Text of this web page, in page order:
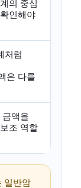
의 중심
인해야
처럼
은 다를
금액을
조 역할
일반암